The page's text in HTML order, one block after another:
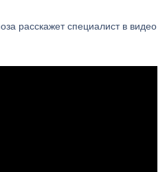
расскажет специалист в видео